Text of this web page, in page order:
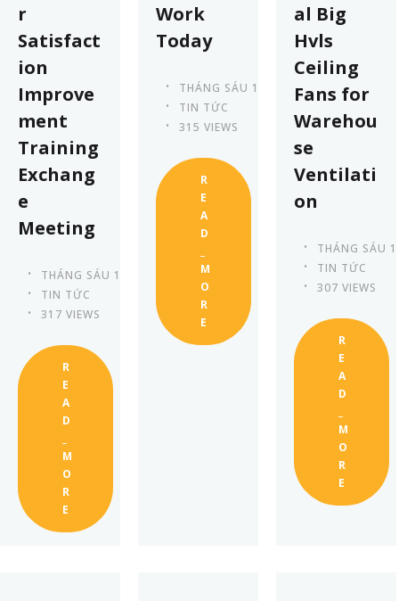
r
Satisfact
ion
Improve
ment
Training
Exchang
e
Meeting
THÁNG SÁU 13TH, 2023
TIN TỨC
317 VIEWS
R
E
A
D
M
O
R
E
Work
Today
THÁNG SÁU 13TH, 2023
TIN TỨC
315 VIEWS
R
E
A
D
M
O
R
E
al Big
Hvls
Ceiling
Fans for
Warehou
se
Ventilati
on
THÁNG SÁU
TIN TỨC
307 VIEWS
R
E
A
D
M
O
R
E